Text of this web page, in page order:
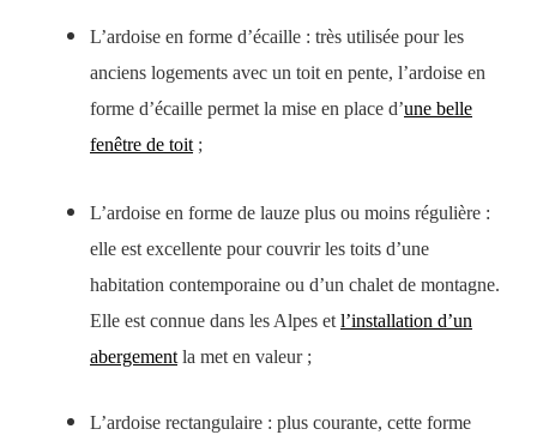
L’ardoise en forme d’écaille : très utilisée pour les
anciens logements avec un toit en pente, l’ardoise en
forme d’écaille permet la mise en place d’une belle
fenêtre de toit ;
L’ardoise en forme de lauze plus ou moins régulière :
elle est excellente pour couvrir les toits d’une
habitation contemporaine ou d’un chalet de montagne.
Elle est connue dans les Alpes et l’installation d’un
abergement la met en valeur ;
L’ardoise rectangulaire : plus courante, cette forme